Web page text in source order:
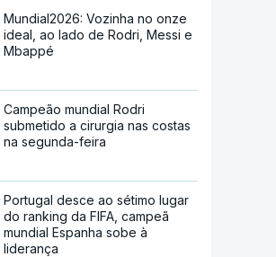
Mundial2026: Vozinha no onze
ideal, ao lado de Rodri, Messi e
Mbappé
Campeão mundial Rodri
submetido a cirurgia nas costas
na segunda-feira
Portugal desce ao sétimo lugar
do ranking da FIFA, campeã
mundial Espanha sobe à
liderança